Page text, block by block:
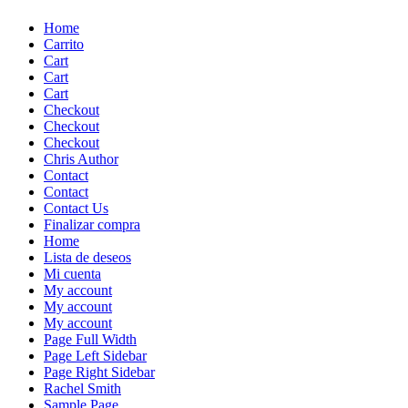
Skip
content
Home
Carrito
Cart
Cart
Cart
Checkout
Checkout
Checkout
Chris Author
Contact
Contact
Contact Us
Finalizar compra
Home
Lista de deseos
Mi cuenta
My account
My account
My account
Page Full Width
Page Left Sidebar
Page Right Sidebar
Rachel Smith